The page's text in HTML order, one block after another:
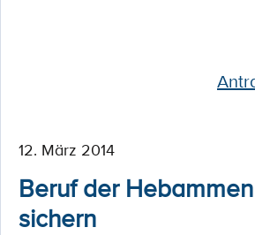
12. März 2014
Beruf der
sichern